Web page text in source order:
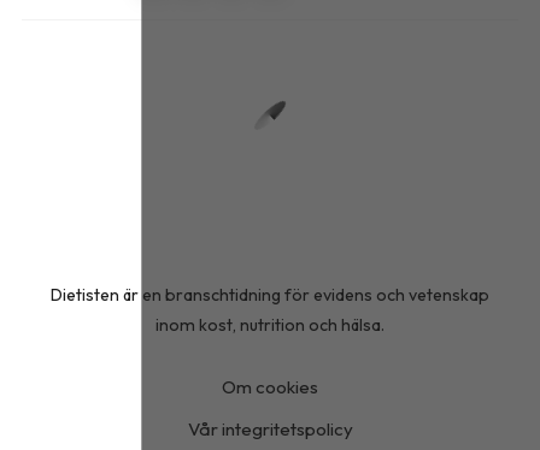
Dietisten är en branschtidning för evidens och vetenskap
inom kost, nutrition och hälsa.
Om cookies
Vår integritetspolicy